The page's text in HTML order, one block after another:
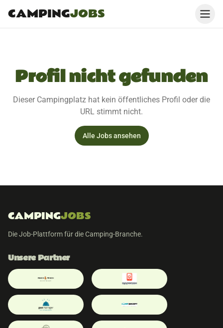
CAMPINGJOBS
Profil nicht gefunden
Dieser Campingplatz hat kein öffentliches Profil oder die
URL stimmt nicht.
Alle Jobs ansehen
CAMPINGJOBS
Die Job-Plattform für die Camping-Branche.
Unsere Partner